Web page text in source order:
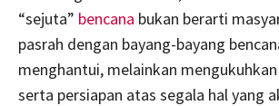
“sejuta” bencana bukan berarti
pasrah dengan bayang-bayang
menghantui, melainkan
serta persiapan atas segala hal yang